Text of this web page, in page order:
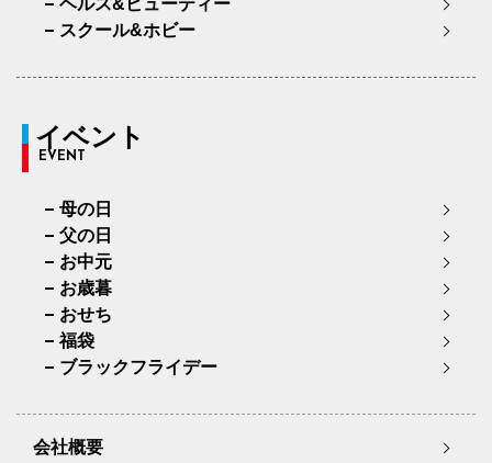
ヘルス&ビューティー
スクール&ホビー
イベント
EVENT
母の日
父の日
お中元
お歳暮
おせち
福袋
ブラックフライデー
会社概要